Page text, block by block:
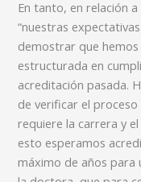
En tanto, en relación
“nuestras
demostrar que
estructurada en
acreditación pasada.
de verificar el
requiere la carrera y
esto esperamos
máximo de años para